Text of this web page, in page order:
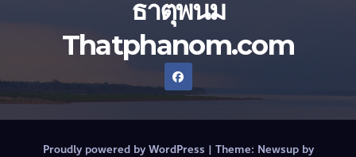
ธาตุพนม
Thatphanom.com
Proudly powered by WordPress | Theme: Newsupby